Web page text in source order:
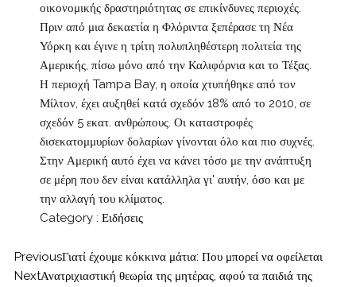
οικονομικής δραστηριότητας σε επικίνδυνες περιοχές.
Πριν από μια δεκαετία η Φλόριντα ξεπέρασε τη Νέα
Υόρκη και έγινε η τρίτη πολυπληθέστερη πολιτεία της
Αμερικής, πίσω μόνο από την Καλιφόρνια και το Τέξας.
Η περιοχή Tampa Bay, η οποία χτυπήθηκε από τον
Μίλτον, έχει αυξηθεί κατά σχεδόν 18% από το 2010, σε
σχεδόν 5 εκατ. ανθρώπους. Οι καταστροφές
δισεκατομμυρίων δολαρίων γίνονται όλο και πιο συχνές.
Στην Αμερική αυτό έχει να κάνει τόσο με την ανάπτυξη
σε μέρη που δεν είναι κατάλληλα γι' αυτήν, όσο και με
την αλλαγή του κλίματος.
Category : Ειδήσεις
PreviousΓιατί έχουμε κόκκινα μάτια: Που μπορεί να οφείλεται
NextΑνατριχιαστική θεωρία της μητέρας, αφού τα παιδιά της